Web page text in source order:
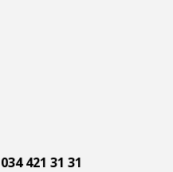
034 421 31 31